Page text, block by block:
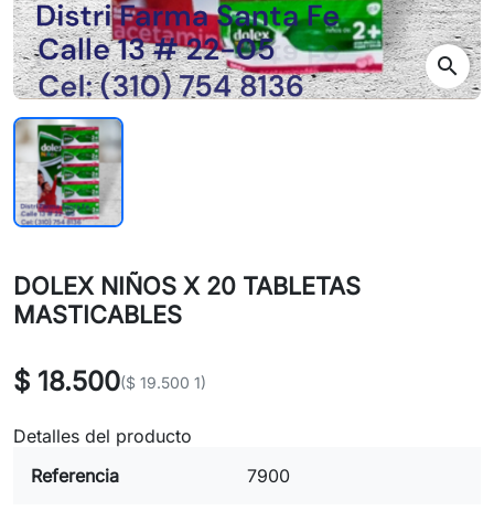
search
DOLEX NIÑOS X 20 TABLETAS
MASTICABLES
$ 18.500($ 19.500 1)
Detalles del producto
Referencia
7900